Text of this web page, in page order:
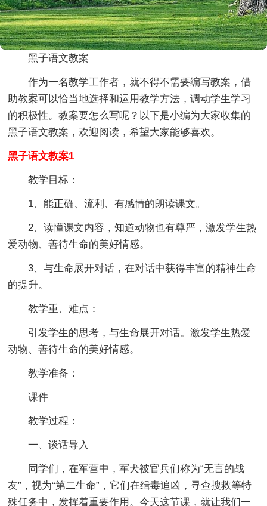
黑子语文教案
作为一名教学工作者，就不得不需要编写教案，借
助教案可以恰当地选择和运用教学方法，调动学生学习
的积极性。教案要怎么写呢？以下是小编为大家收集的
黑子语文教案，欢迎阅读，希望大家能够喜欢。
黑子语文教案1
教学目标：
1、能正确、流利、有感情的朗读课文。
2、读懂课文内容，知道动物也有尊严，激发学生热
爱动物、善待生命的美好情感。
3、与生命展开对话，在对话中获得丰富的精神生命
的提升。
教学重、难点：
引发学生的思考，与生命展开对话。激发学生热爱
动物、善待生命的美好情感。
教学准备：
课件
教学过程：
一、谈话导入
同学们，在军营中，军犬被官兵们称为“无言的战
友”，视为“第二生命”，它们在缉毒追凶，寻查搜救等特
殊任务中，发挥着重要作用。今天这节课，就让我们一